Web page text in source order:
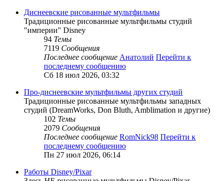
Диснеевские рисованные мультфильмы
Традиционные рисованные мультфильмы студий
"империи" Disney
94 Темы
7119 Сообщения
Последнее сообщение Анатолий Перейти к
последнему сообщению
Сб 18 июл 2026, 03:32
Про-диснеевские мультфильмы других студий
Традиционные рисованные мультфильмы западных
студий (DreamWorks, Don Bluth, Amblimation и другие)
102 Темы
2079 Сообщения
Последнее сообщение RomNick98 Перейти к
последнему сообщению
Пн 27 июл 2026, 06:14
Работы Disney/Pixar